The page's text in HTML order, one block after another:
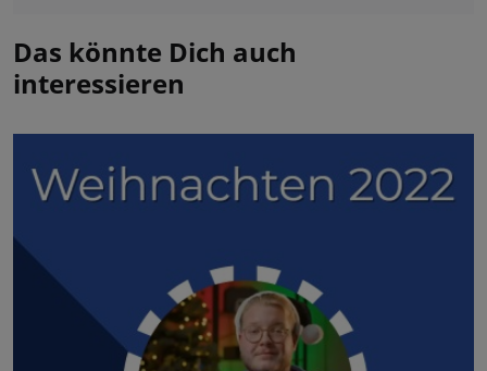
Das könnte Dich auch
interessieren